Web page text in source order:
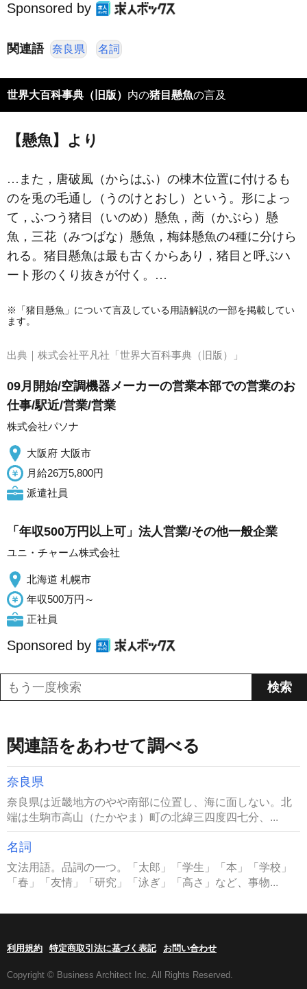
Sponsored by
関連語 奈良県 名詞
世界大百科事典（旧版） 内の猪目懸魚の言及
【懸魚】より
…また，唐破風（からはふ）の棟木位置に付けるも
のを兎の毛通し（うのけとおし）という。形によっ
て，ふつう猪目（いのめ）懸魚，蔐（かぶら）懸
魚，三花（みつばな）懸魚，梅鉢懸魚の4種に分けら
れる。猪目懸魚は最も古くからあり，猪目と呼ぶハ
ート形のくり抜きが付く。…
※「猪目懸魚」について言及している用語解説の一部を掲載してい
ます。
出典｜ 株式会社平凡社「世界大百科事典（旧版）」
09月開始/空調機器メーカーの営業本部での営業のお
仕事/駅近/営業/営業
株式会社パソナ
大阪府 大阪市
月給26万5,800円
派遣社員
「年収500万円以上可」法人営業/その他一般企業
ユニ・チャーム株式会社
北海道 札幌市
年収500万円～
正社員
Sponsored by
関連語をあわせて調べる
奈良県
奈良県は近畿地方のやや南部に位置し、海に面しない。北
端は生駒市高山（たかやま）町の北緯三四度四七分、...
名詞
文法用語。品詞の一つ。「太郎」「学生」「本」「学校」
「春」「友情」「研究」「泳ぎ」「高さ」など、事物...
利用規約 特定商取引法に基づく表記 お問い合わせ
Copyright © Business Architect Inc. All Rights Reserved.